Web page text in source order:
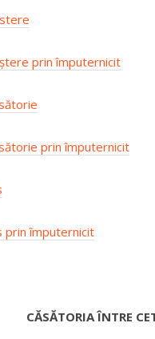
prin împuternicit
prin împuternicit
prin împuternicit
CĂSĂTORIA ÎNTRE